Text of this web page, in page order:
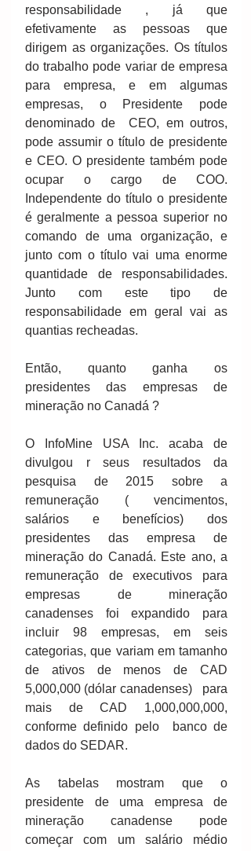
responsabilidade , já que
efetivamente as pessoas que
dirigem as organizações. Os títulos
do trabalho pode variar de empresa
para empresa, e em algumas
empresas, o Presidente pode
denominado de  CEO, em outros,
pode assumir o título de presidente
e CEO. O presidente também pode
ocupar o cargo de COO.
Independente do título o presidente
é geralmente a pessoa superior no
comando de uma organização, e
junto com o título vai uma enorme
quantidade de responsabilidades.
Junto com este tipo de
responsabilidade em geral vai as
quantias recheadas.
Então, quanto ganha os
presidentes das empresas de
mineração no Canadá ?
O InfoMine USA Inc. acaba de
divulgou r seus resultados da
pesquisa de 2015 sobre a
remuneração ( vencimentos,
salários e benefícios) dos
presidentes das empresa de
mineração do Canadá. Este ano, a
remuneração de executivos para
empresas de mineração
canadenses foi expandido para
incluir 98 empresas, em seis
categorias, que variam em tamanho
de ativos de menos de CAD
5,000,000 (dólar canadenses)   para
mais de CAD 1,000,000,000,
conforme definido pelo  banco de
dados do SEDAR.
As tabelas mostram que o
presidente de uma empresa de
mineração canadense pode
começar com um salário médio